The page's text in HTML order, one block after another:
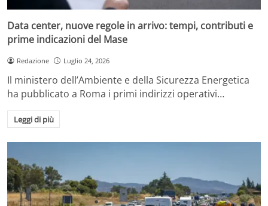
Data center, nuove regole in arrivo: tempi, contributi e
prime indicazioni del Mase
Redazione Luglio 24, 2026
Il ministero dell’Ambiente e della Sicurezza Energetica
ha pubblicato a Roma i primi indirizzi operativi…
Leggi di più